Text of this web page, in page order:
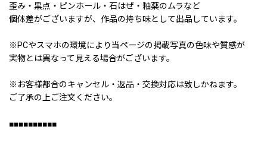
歪み・黒点・ピンホール・石はぜ・釉薬のムラなど
個体差がございますが、作品の持ち味として出品しています。
※PCやスマホの環境により当ページの掲載写真の色味や質感が
実物とは異なって見える場合がございます。
※お客様都合のキャンセル・返品・交換対応は致しかねます。
ご了承の上ご注文ください。
■■■■■■■■■■